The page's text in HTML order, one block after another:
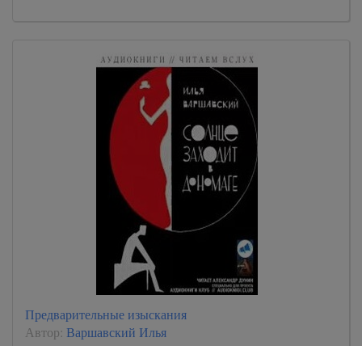
Предварительные изыскания
Автор: Варшавский Илья